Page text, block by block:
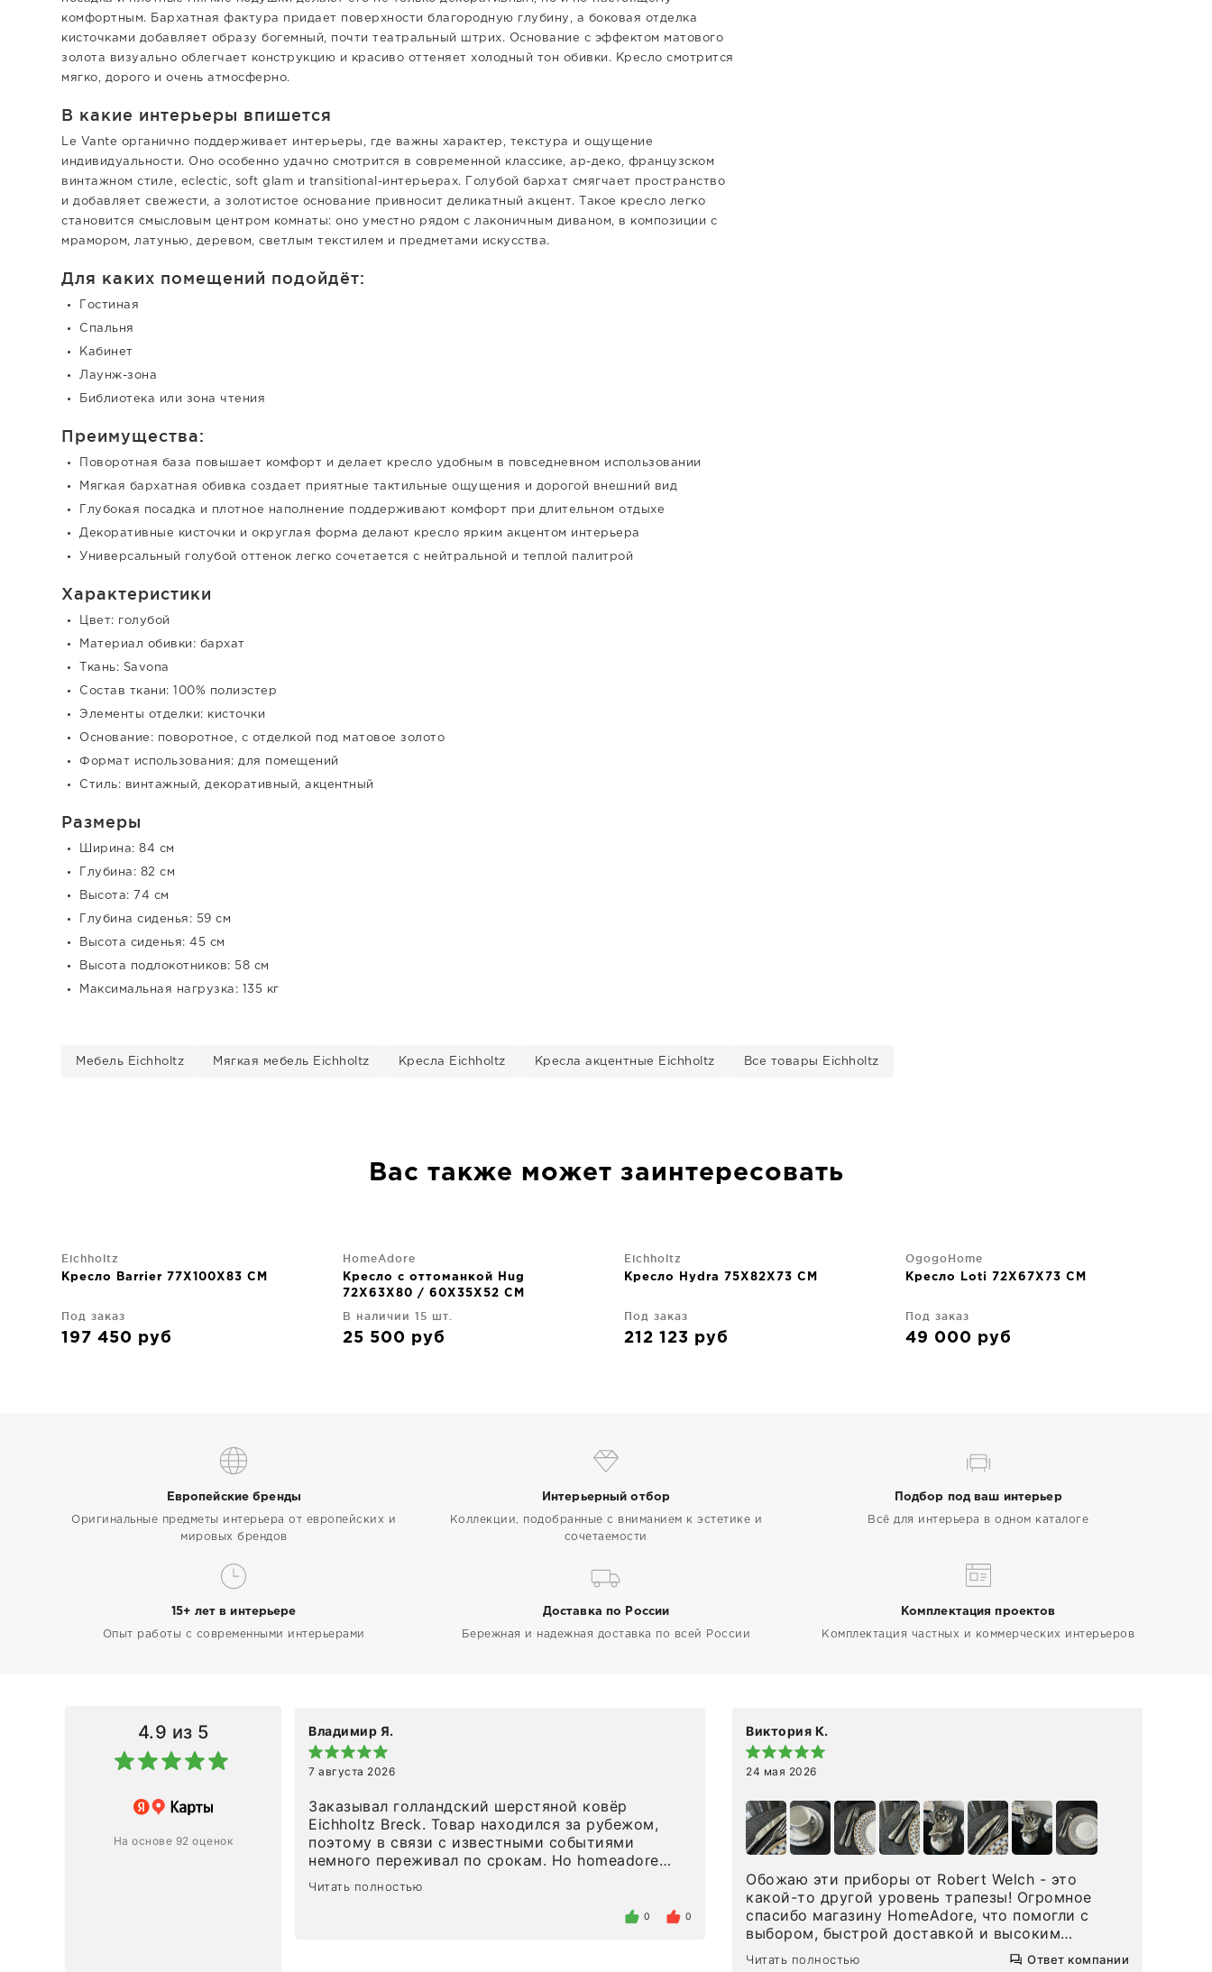
комфортным. Бархатная фактура придает поверхности благородную глубину, а боковая отделка
кисточками добавляет образу богемный, почти театральный штрих. Основание с эффектом матового
золота визуально облегчает конструкцию и красиво оттеняет холодный тон обивки. Кресло смотрится
мягко, дорого и очень атмосферно.
В какие интерьеры впишется
Le Vante органично поддерживает интерьеры, где важны характер, текстура и ощущение
индивидуальности. Оно особенно удачно смотрится в современной классике, ар-деко, французском
винтажном стиле, eclectic, soft glam и transitional-интерьерах. Голубой бархат смягчает пространство
и добавляет свежести, а золотистое основание привносит деликатный акцент. Такое кресло легко
становится смысловым центром комнаты: оно уместно рядом с лаконичным диваном, в композиции с
мрамором, латунью, деревом, светлым текстилем и предметами искусства.
Для каких помещений подойдёт:
Гостиная
Спальня
Кабинет
Лаунж-зона
Библиотека или зона чтения
Преимущества:
Поворотная база повышает комфорт и делает кресло удобным в повседневном использовании
Мягкая бархатная обивка создает приятные тактильные ощущения и дорогой внешний вид
Глубокая посадка и плотное наполнение поддерживают комфорт при длительном отдыхе
Декоративные кисточки и округлая форма делают кресло ярким акцентом интерьера
Универсальный голубой оттенок легко сочетается с нейтральной и теплой палитрой
Характеристики
Цвет: голубой
Материал обивки: бархат
Ткань: Savona
Состав ткани: 100% полиэстер
Элементы отделки: кисточки
Основание: поворотное, с отделкой под матовое золото
Формат использования: для помещений
Стиль: винтажный, декоративный, акцентный
Размеры
Ширина: 84 см
Глубина: 82 см
Высота: 74 см
Глубина сиденья: 59 см
Высота сиденья: 45 см
Высота подлокотников: 58 см
Максимальная нагрузка: 135 кг
Мебель Eichholtz Мягкая мебель Eichholtz Кресла Eichholtz Кресла акцентные Eichholtz Все товары Eichholtz
Вас также может заинтересовать
Eichholtz
Кресло Barrier 77X100X83 CM
Под заказ
197 450 руб
HomeAdore
Кресло с оттоманкой Hug
72X63X80 / 60X35X52 CM
В наличии 15 шт.
25 500 руб
Eichholtz
Кресло Hydra 75X82X73 CM
Под заказ
212 123 руб
OgogoHome
Кресло Loti 72X67X73 CM
Под заказ
49 000 руб
Европейские бренды
Оригинальные предметы интерьера от европейских и
мировых брендов
Интерьерный отбор
Коллекции, подобранные с вниманием к эстетике и
сочетаемости
Подбор под ваш интерьер
Всё для интерьера в одном каталоге
15+ лет в интерьере
Опыт работы с современными интерьерами
Доставка по России
Бережная и надежная доставка по всей России
Комплектация проектов
Комплектация частных и коммерческих интерьеров
4.9 из 5
На основе 92 оценок
Владимир Я.
7 августа 2026
Заказывал голландский шерстяной ковёр
Eichholtz Breck. Товар находился за рубежом,
поэтому в связи с известными событиями
немного переживал по срокам. Но homeadore
привезли ровно в определенное в договоре
время, без задержеки. Отдельно хочу отметить
Читать полностью
0 0
Виктория К.
24 мая 2026
Обожаю эти приборы от Robert Welch - это
какой-то другой уровень трапезы! Огромное
спасибо магазину HomeAdore, что помогли с
выбором, быстрой доставкой и высоким
сервисом. Один раз была здесь лично, забирала
Читать полностью Ответ компании